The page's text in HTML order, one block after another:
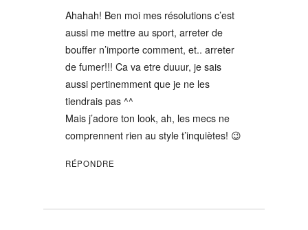
Ahahah! Ben moi mes résolutions c’est
aussi me mettre au sport, arreter de
bouffer n’importe comment, et.. arreter
de fumer!!! Ca va etre duuur, je sais
aussi pertinemment que je ne les
tiendrais pas ^^
Mais j’adore ton look, ah, les mecs ne
comprennent rien au style t’inquiètes! 😉
RÉPONDRE